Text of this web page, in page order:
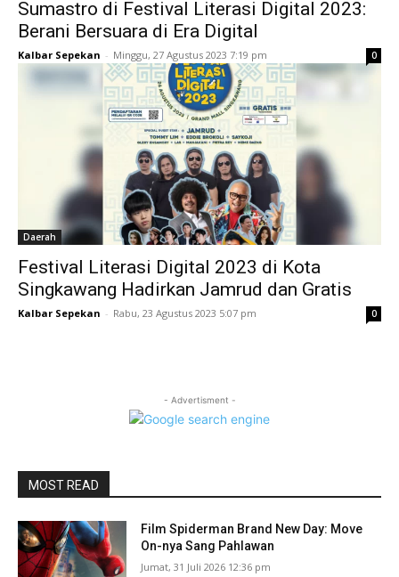
Sumastro di Festival Literasi Digital 2023:
Berani Bersuara di Era Digital
Kalbar Sepekan - Minggu, 27 Agustus 2023 7:19 pm 0
Daerah
Festival Literasi Digital 2023 di Kota
Singkawang Hadirkan Jamrud dan Gratis
Kalbar Sepekan - Rabu, 23 Agustus 2023 5:07 pm 0
- Advertisment -
MOST READ
Film Spiderman Brand New Day: Move
On-nya Sang Pahlawan
Jumat, 31 Juli 2026 12:36 pm